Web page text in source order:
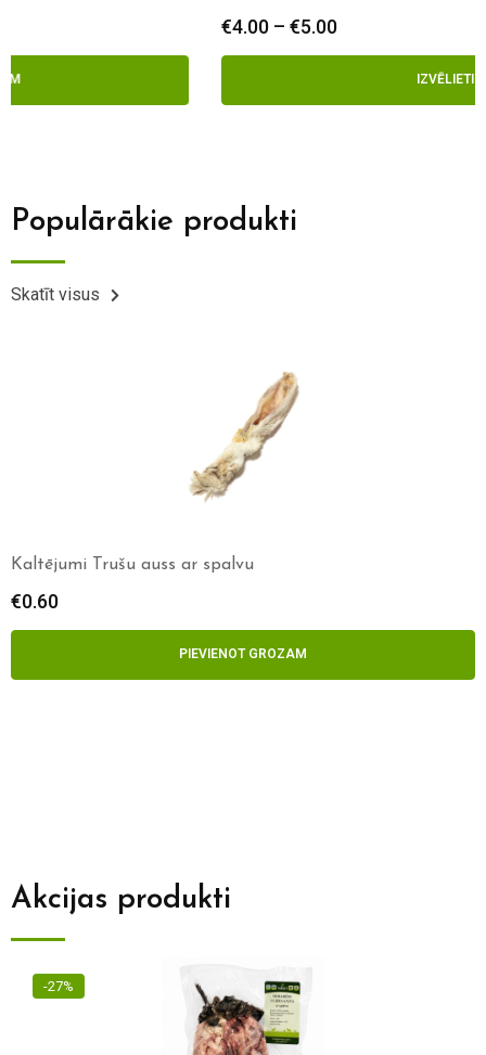
Populārākie produkti
Skatīt visus
Wolf’s menu Essential 800g
€5.50
PIEVIENOT GROZAM
Akcijas produkti
-29%